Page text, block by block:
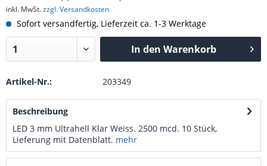
inkl. MwSt.zzgl. Versandkosten
Sofort versandfertig, Lieferzeit ca. 1-3 Werktage
In den Warenkorb
Artikel-Nr.: 203349
Beschreibung
LED 3 mm Ultrahell Klar Weiss. 2500 mcd. 10 Stück,
Lieferung mit Datenblatt. mehr